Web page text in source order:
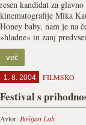
resen kandidat za
kinematografije Mika
Honey baby, nam je na
»hladne« in zanj
več
1. 8. 2004 FILMSKO
Festival s
Avtor: Boštjan Lah